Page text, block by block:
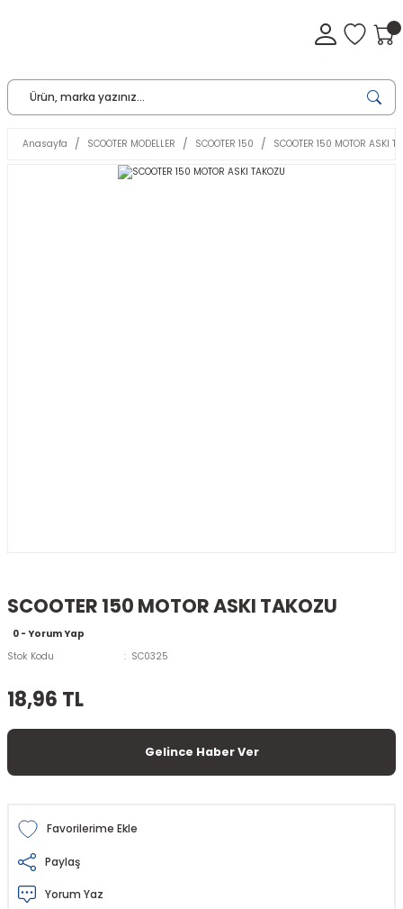
Anasayfa SCOOTER MODELLER SCOOTER 150 SCOOTER 150 MOTOR ASKI
SCOOTER 150 MOTOR ASKI TAKOZU
0 - Yorum Yap
Stok Kodu
SC0325
18,96 TL
Gelince Haber Ver
Paylaş
Yorum Yaz